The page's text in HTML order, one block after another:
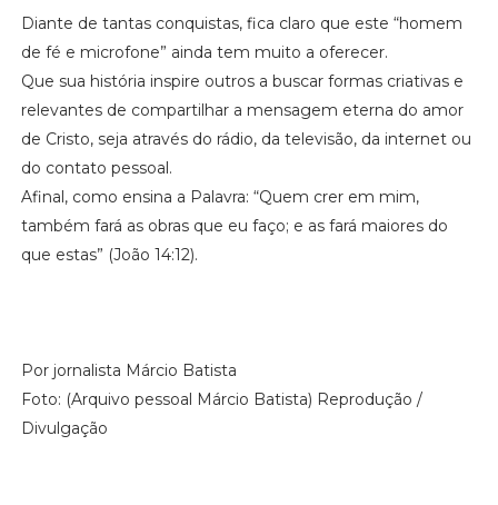
Diante de tantas conquistas, fica claro que este “homem
de fé e microfone” ainda tem muito a oferecer.
Que sua história inspire outros a buscar formas criativas e
relevantes de compartilhar a mensagem eterna do amor
de Cristo, seja através do rádio, da televisão, da internet ou
do contato pessoal.
Afinal, como ensina a Palavra: “Quem crer em mim,
também fará as obras que eu faço; e as fará maiores do
que estas” (João 14:12).
Por jornalista Márcio Batista
Foto: (Arquivo pessoal Márcio Batista) Reprodução /
Divulgação